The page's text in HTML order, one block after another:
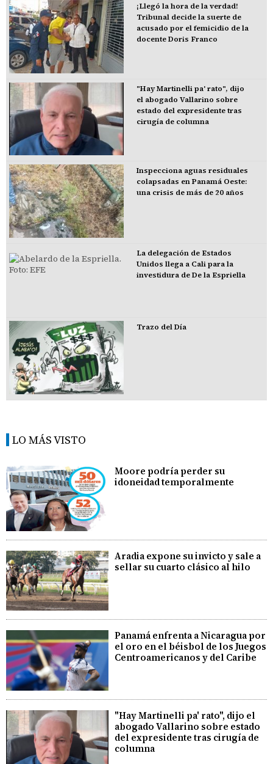
¡Llegó la hora de la verdad!
Tribunal decide la suerte de
acusado por el femicidio de la
docente Doris Franco
"Hay Martinelli pa' rato", dijo
el abogado Vallarino sobre
estado del expresidente tras
cirugía de columna
Inspecciona aguas residuales
colapsadas en Panamá Oeste:
una crisis de más de 20 años
La delegación de Estados
Unidos llega a Cali para la
investidura de De la Espriella
Trazo del Día
LO MÁS VISTO
Moore podría perder su
idoneidad temporalmente
Aradia expone su invicto y sale a
sellar su cuarto clásico al hilo
Panamá enfrenta a Nicaragua por
el oro en el béisbol de los Juegos
Centroamericanos y del Caribe
"Hay Martinelli pa' rato", dijo el
abogado Vallarino sobre estado
del expresidente tras cirugía de
columna